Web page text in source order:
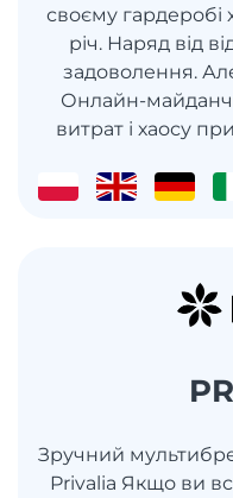
своєму гардеробі
річ. Наряд від
задоволення.
Онлайн-
витрат і хаосу
Зручний
Privalia Якщо ви